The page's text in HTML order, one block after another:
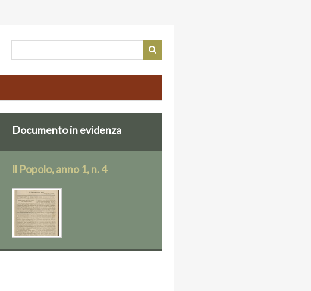
Documento in evidenza
Il Popolo, anno 1, n. 4